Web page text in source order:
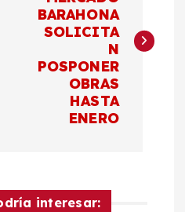
BARAHONA
SOLICITA
N
POSPONER
OBRAS
HASTA
ENERO
interesar: